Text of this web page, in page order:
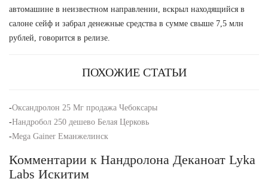
автомашине в неизвестном направлении, вскрыл находящийся в
салоне сейф и забрал денежные средства в сумме свыше 7,5 млн
рублей, говорится в релизе.
ПОХОЖИЕ СТАТЬИ
-Оксандролон 25 Мг продажа Чебоксары
-Нандробол 250 дешево Белая Церковь
-Mega Gainer Еманжелинск
Комментарии к Нандролона Деканоат Lyka
Labs Искитим